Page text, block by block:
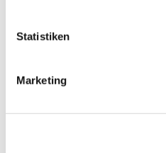
Statistiken
Marketing